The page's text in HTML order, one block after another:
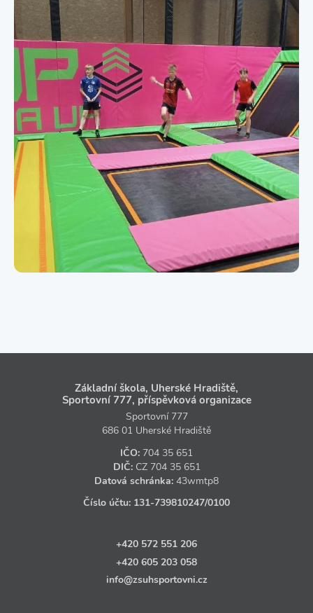
Základní škola, Uherské Hradiště,
Sportovní 777, příspěvková organizace
Sportovní 777
686 01 Uherské Hradiště
IČO: 704 35 651
DIČ: CZ 704 35 651
Datová schránka: 43wmtp8
Číslo účtu: 131‑739810247/0100
+420 572 551 206
+420 605 203 058
info@zsuhsportovni.cz